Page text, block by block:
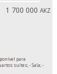
1 700 000AKZ
para